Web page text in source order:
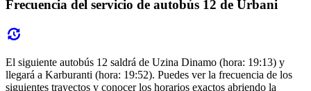
Frecuencia del servicio de autobús 12 de Urbani
El siguiente autobús 12 saldrá de Uzina Dinamo (hora: 19:13) y
llegará a Karburanti (hora: 19:52). Puedes ver la frecuencia de los
siguientes trayectos y conocer los horarios exactos abriendo la